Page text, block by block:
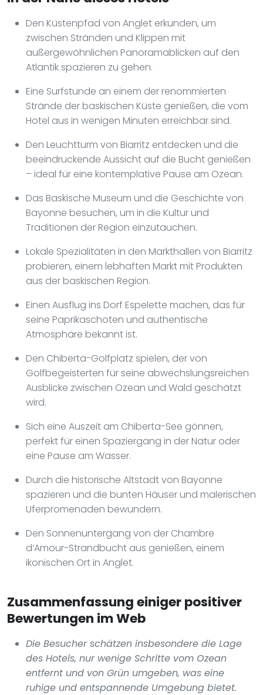
Den Küstenpfad von Anglet erkunden, um
zwischen Stränden und Klippen mit
außergewöhnlichen Panoramablicken auf den
Atlantik spazieren zu gehen.
Eine Surfstunde an einem der renommierten
Strände der baskischen Küste genießen, die vom
Hotel aus in wenigen Minuten erreichbar sind.
Den Leuchtturm von Biarritz entdecken und die
beeindruckende Aussicht auf die Bucht genießen
– ideal für eine kontemplative Pause am Ozean.
Das Baskische Museum und die Geschichte von
Bayonne besuchen, um in die Kultur und
Traditionen der Region einzutauchen.
Lokale Spezialitäten in den Markthallen von Biarritz
probieren, einem lebhaften Markt mit Produkten
aus der baskischen Region.
Einen Ausflug ins Dorf Espelette machen, das für
seine Paprikaschoten und authentische
Atmosphäre bekannt ist.
Den Chiberta-Golfplatz spielen, der von
Golfbegeisterten für seine abwechslungsreichen
Ausblicke zwischen Ozean und Wald geschätzt
wird.
Sich eine Auszeit am Chiberta-See gönnen,
perfekt für einen Spaziergang in der Natur oder
eine Pause am Wasser.
Durch die historische Altstadt von Bayonne
spazieren und die bunten Häuser und malerischen
Uferpromenaden bewundern.
Den Sonnenuntergang von der Chambre
d’Amour-Strandbucht aus genießen, einem
ikonischen Ort in Anglet.
Zusammenfassung einiger positiver
Bewertungen im Web
Die Besucher schätzen insbesondere die Lage
des Hotels, nur wenige Schritte vom Ozean
entfernt und von Grün umgeben, was eine
ruhige und entspannende Umgebung bietet.